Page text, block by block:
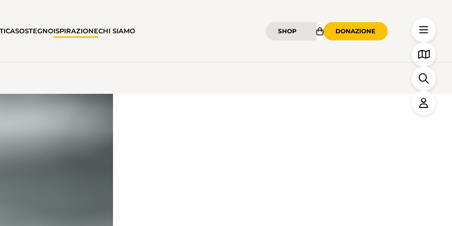
SOSTEGNOISPIRAZIONECHI SIAMO SHOP DONAZIONE